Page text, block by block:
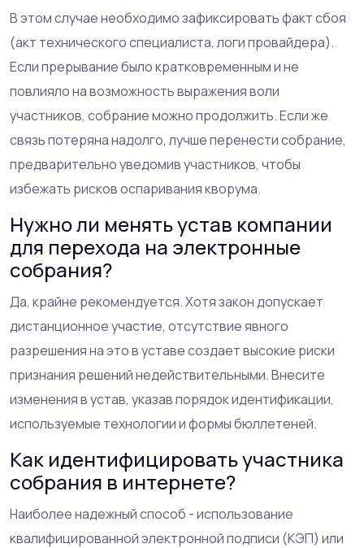
В этом случае необходимо зафиксировать факт сбоя
(акт технического специалиста, логи провайдера).
Если прерывание было кратковременным и не
повлияло на возможность выражения воли
участников, собрание можно продолжить. Если же
связь потеряна надолго, лучше перенести собрание,
предварительно уведомив участников, чтобы
избежать рисков оспаривания кворума.
Нужно ли менять устав компании
для перехода на электронные
собрания?
Да, крайне рекомендуется. Хотя закон допускает
дистанционное участие, отсутствие явного
разрешения на это в уставе создает высокие риски
признания решений недействительными. Внесите
изменения в устав, указав порядок идентификации,
используемые технологии и формы бюллетеней.
Как идентифицировать участника
собрания в интернете?
Наиболее надежный способ - использование
квалифицированной электронной подписи (КЭП) или